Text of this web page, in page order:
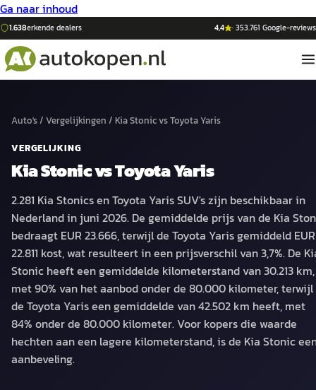
Ga naar inhoud
1.638erkende dealers 4,4 ·353.761 Google-reviews
Auto's/ Vergelijkingen / Kia StonicvsToyota Yaris
VERGELIJKING
Kia StonicvsToyota Yaris
2.281 Kia Stonics en Toyota Yaris SUV's zijn beschikbaar in
Nederland in juni 2026. De gemiddelde prijs van de Kia
bedraagt EUR 23.666, terwijl de Toyota Yaris gemiddeld EUR
22.811 kost, wat resulteert in een prijsverschil van 3,7%. De
Stonic heeft een gemiddelde kilometerstand van 30.213 km,
met 90% van het aanbod onder de 80.000 kilometer, terwijl
de Toyota Yaris een gemiddelde van 42.502 km heeft, met
84% onder de 80.000 kilometer. Voor kopers die waarde
hechten aan een lagere kilometerstand, is de Kia Stonic
aanbeveling.